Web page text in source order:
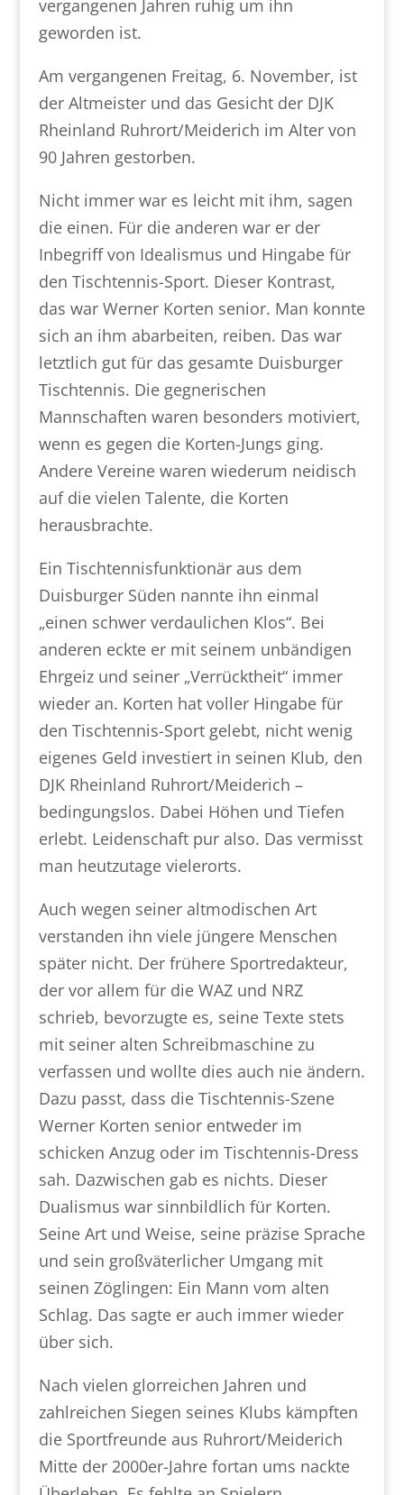
vergangenen Jahren ruhig um ihn
geworden ist.
Am vergangenen Freitag, 6. November, ist
der Altmeister und das Gesicht der DJK
Rheinland Ruhrort/Meiderich im Alter von
90 Jahren gestorben.
Nicht immer war es leicht mit ihm, sagen
die einen. Für die anderen war er der
Inbegriff von Idealismus und Hingabe für
den Tischtennis-Sport. Dieser Kontrast,
das war Werner Korten senior. Man konnte
sich an ihm abarbeiten, reiben. Das war
letztlich gut für das gesamte Duisburger
Tischtennis. Die gegnerischen
Mannschaften waren besonders motiviert,
wenn es gegen die Korten-Jungs ging.
Andere Vereine waren wiederum neidisch
auf die vielen Talente, die Korten
herausbrachte.
Ein Tischtennisfunktionär aus dem
Duisburger Süden nannte ihn einmal
„einen schwer verdaulichen Klos“. Bei
anderen eckte er mit seinem unbändigen
Ehrgeiz und seiner „Verrücktheit“ immer
wieder an. Korten hat voller Hingabe für
den Tischtennis-Sport gelebt, nicht wenig
eigenes Geld investiert in seinen Klub, den
DJK Rheinland Ruhrort/Meiderich –
bedingungslos. Dabei Höhen und Tiefen
erlebt. Leidenschaft pur also. Das vermisst
man heutzutage vielerorts.
Auch wegen seiner altmodischen Art
verstanden ihn viele jüngere Menschen
später nicht. Der frühere Sportredakteur,
der vor allem für die WAZ und NRZ
schrieb, bevorzugte es, seine Texte stets
mit seiner alten Schreibmaschine zu
verfassen und wollte dies auch nie ändern.
Dazu passt, dass die Tischtennis-Szene
Werner Korten senior entweder im
schicken Anzug oder im Tischtennis-Dress
sah. Dazwischen gab es nichts. Dieser
Dualismus war sinnbildlich für Korten.
Seine Art und Weise, seine präzise Sprache
und sein großväterlicher Umgang mit
seinen Zöglingen: Ein Mann vom alten
Schlag. Das sagte er auch immer wieder
über sich.
Nach vielen glorreichen Jahren und
zahlreichen Siegen seines Klubs kämpften
die Sportfreunde aus Ruhrort/Meiderich
Mitte der 2000er-Jahre fortan ums nackte